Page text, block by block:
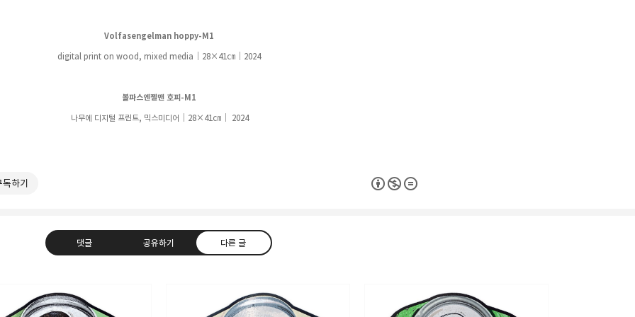
Volfasengelman hoppy-M1
digital print on wood, mixed media｜28×41㎝｜ 2024
볼파스엔젤맨 호피-M1
나무에 디지털 프린트, 믹스미디어 ｜28×41㎝ 2024
독하기
댓글 공유하기 다른 글